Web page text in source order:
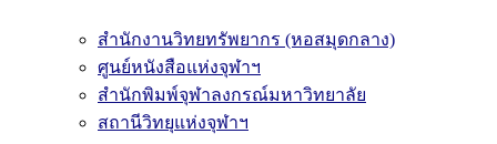
สำนักงานวิทยทรัพยากร (หอสมุดกลาง)
ศูนย์หนังสือแห่งจุฬาฯ
สำนักพิมพ์จุฬาลงกรณ์มหาวิทยาลัย
สถานีวิทยุแห่งจุฬาฯ